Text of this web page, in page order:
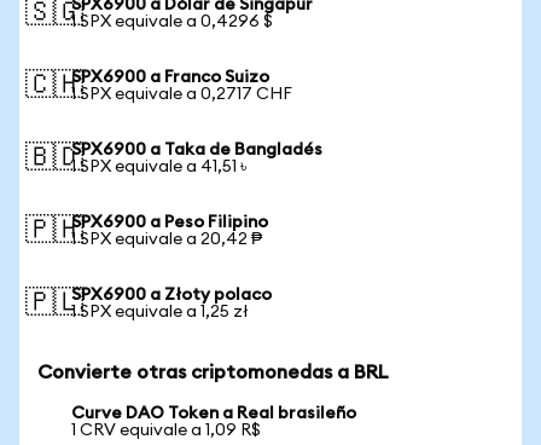
🇸🇬SPX6900 a Dólar de Singapur
1 SPX equivale a 0,4296 $
🇨🇭SPX6900 a Franco Suizo
1 SPX equivale a 0,2717 CHF
🇧🇩SPX6900 a Taka de Bangladés
1 SPX equivale a 41,51 ৳
🇵🇭SPX6900 a Peso Filipino
1 SPX equivale a 20,42 ₱
🇵🇱SPX6900 a Złoty polaco
1 SPX equivale a 1,25 zł
Convierte otras criptomonedas a BRL
Curve DAO Token a Real brasileño
1 CRV equivale a 1,09 R$